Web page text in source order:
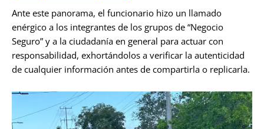
Ante este panorama, el funcionario hizo un llamado
enérgico a los integrantes de los grupos de “Negocio
Seguro” y a la ciudadanía en general para actuar con
responsabilidad, exhortándolos a verificar la autenticidad
de cualquier información antes de compartirla o replicarla.